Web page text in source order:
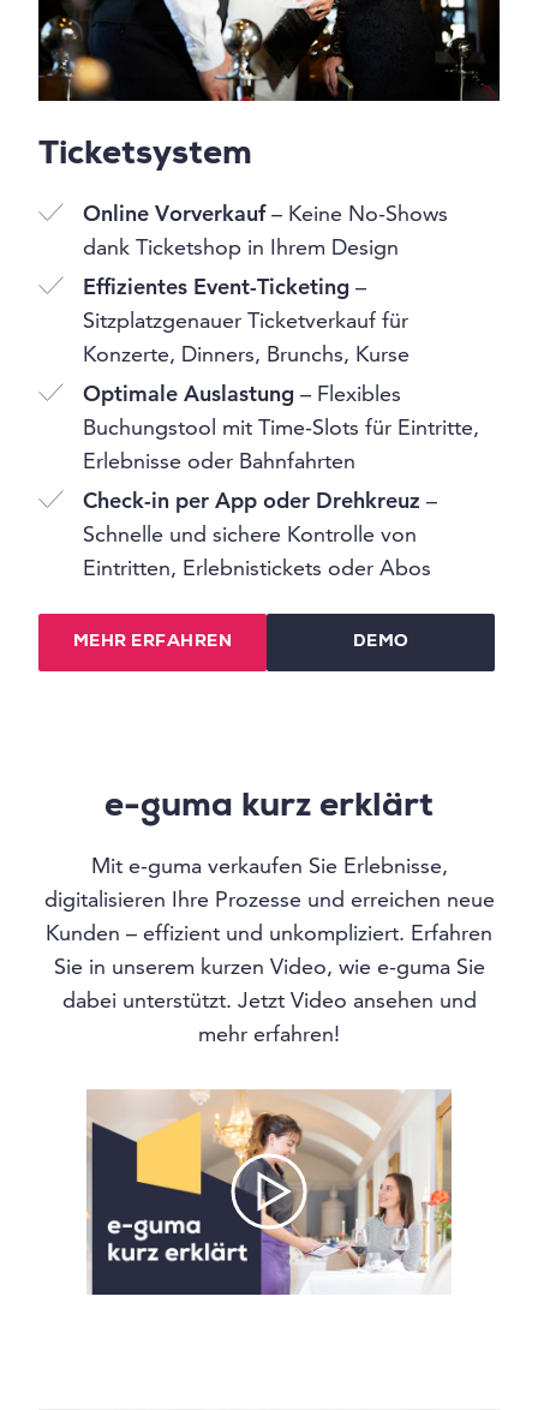
Ticketsystem
Online Vorverkauf– Keine No-Shows
dank Ticketshop in Ihrem Design
Effizientes Event-Ticketing –
Sitzplatzgenauer Ticketverkauf für
Konzerte, Dinners, Brunchs, Kurse
Optimale Auslastung – Flexibles
Buchungstool mit Time-Slots für Eintritte,
Erlebnisse oder Bahnfahrten
Check-in per App oder Drehkreuz –
Schnelle und sichere Kontrolle von
Eintritten, Erlebnistickets oder Abos
MEHR ERFAHREN DEMO
e-guma kurz erklärt
Mit e-guma verkaufen Sie Erlebnisse,
digitalisieren Ihre Prozesse und erreichen neue
Kunden – effizient und unkompliziert. Erfahren
Sie in unserem kurzen Video, wie e-guma Sie
dabei unterstützt. Jetzt Video ansehen und
mehr erfahren!